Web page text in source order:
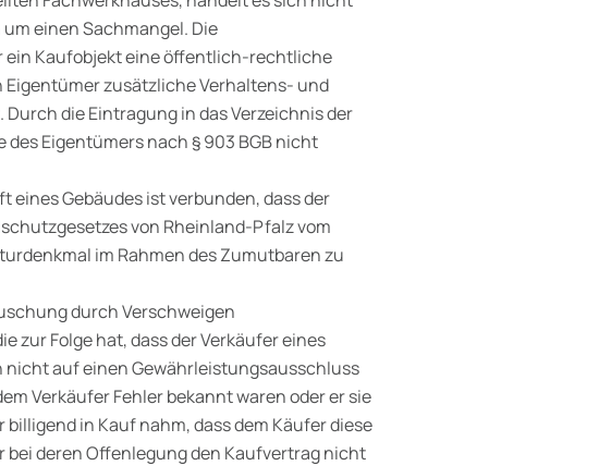
einen Sachmangel. Die
Kauf­objekt eine öffentlich-rechtliche
Eigentümer zusätzliche Verhaltens- und
die Eintragung in das Verzeichnis der
Eigentümers nach § 903 BGB nicht
Gebäudes ist verbunden, dass der
von Rheinland-Pfalz vom
im Rahmen des Zumutbaren zu
durch Verschweigen
zur Folge hat, dass der Verkäufer eines
auf einen Gewährleistungsausschluss
Verkäufer Fehler bekannt waren oder er sie
in Kauf nahm, dass dem Käufer diese
bei deren Offenlegung den Kaufvertrag nicht